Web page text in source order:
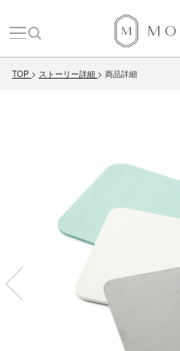
TOP ストーリー詳細 商品詳細